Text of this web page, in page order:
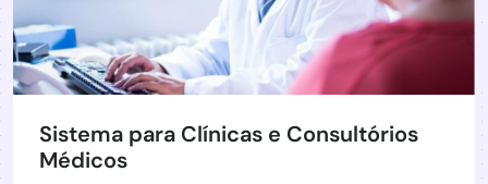
Sistema para Clínicas e Consultórios
Médicos